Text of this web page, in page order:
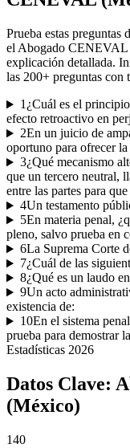
Prueba estas preguntas
el Abogado
explicación detallada.
las 200+ preguntas con
1 ¿Cuál es el
efecto retroactivo en
2En un juicio de
oportuno para ofrecer
3¿Qué mecanismo
que un tercero neutral,
entre las partes para
4Un testamento
5En materia penal,
pleno, salvo prueba en
6La Suprema Corte
7¿Cuál de las
8¿Qué es un laudo
9Un acto
existencia de:
10En el sistema
prueba para demostrar
Estadísticas 2026
Datos Clave:
(México)
140